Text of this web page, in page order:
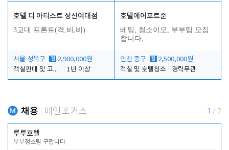
호텔 디 아티스트 성신여대점
3교대 프론트(격,비,비)
서울 성북구 월 2,900,000원
객실판매 및 고객응대
1년 이상
호텔에어포트준
베팅, 청소이모, 부부팀 모집
합니다.
인천 중구 월 2,500,000원
객실 및 호텔청소
경력무관
채용 메인포커스 1 / 2
루루호텔
부부청소팀 구합니다